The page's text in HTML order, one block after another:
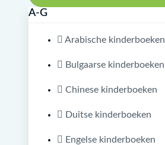
A-G
Arabische kinderboeken
Bulgaarse kinderboeken
Chinese kinderboeken
Duitse kinderboeken
Engelse kinderboeken